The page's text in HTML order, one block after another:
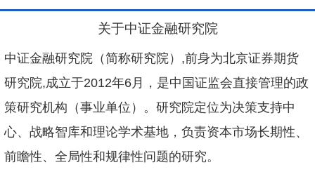
关于中证金融研究院
中证金融研究院（简称研究院）,前身为北京证券期货
研究院,成立于2012年6月，是中国证监会直接管理的政
策研究机构（事业单位）。研究院定位为决策支持中
心、战略智库和理论学术基地，负责资本市场长期性、
前瞻性、全局性和规律性问题的研究。